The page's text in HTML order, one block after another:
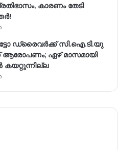
കാരണം തേടി
ഡ്രൈവർക്ക് സി.ഐ.ടി.യു
ആരോപണം; ഏഴ് മാസമായി
കയറ്റുന്നില്ല